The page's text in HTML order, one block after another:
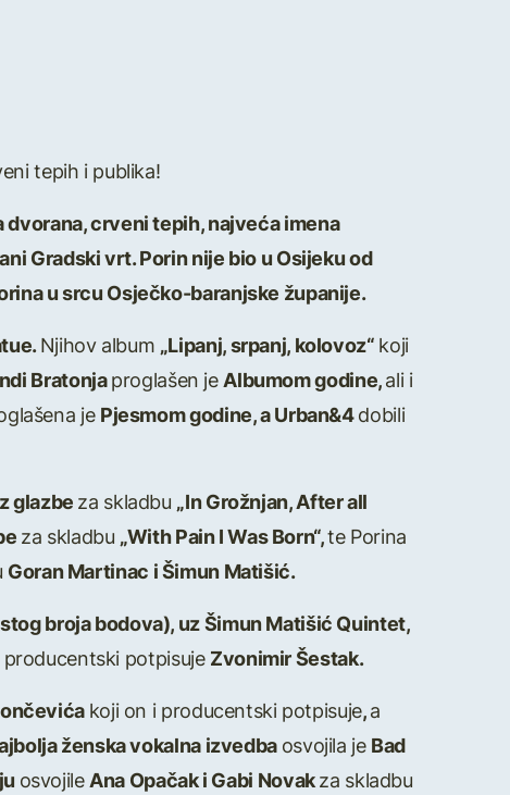
tepih i publika!
dvorana, crveni tepih, najveća imena
Gradski vrt. Porin nije bio u Osijeku od
u srcu Osječko-baranjske županije.
Njihov album „Lipanj, srpanj, kolovoz“koji
Bratonjaproglašen jeAlbumom godine,ali i
jePjesmom godine, a Urban&4dobili
glazbeza skladbu „In Grožnjan, After all
za skladbu „With Pain I Was Born“,te Porina
Goran Martinac i Šimun Matišić.
broja bodova), uz Šimun Matišić Quintet,
potpisujeZvonimir Šestak.
koji on i producentski potpisuje,a
ženska vokalna izvedbaosvojila jeBad
osvojileAna Opačak i Gabi Novakza skladbu